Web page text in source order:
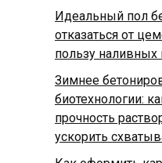
Идеальный пол
отказаться от
пользу наливных
Зимнее
биотехнологии:
прочность
ускорить